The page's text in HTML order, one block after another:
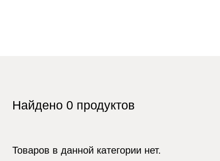
Найдено 0 продуктов
Товаров в данной категории нет.